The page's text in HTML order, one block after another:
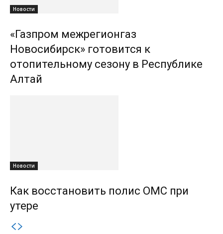
Новости
«Газпром межрегионгаз
Новосибирск» готовится к
отопительному сезону в Республике
Алтай
Новости
Как восстановить полис ОМС при
утере